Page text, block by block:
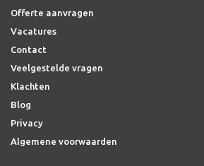
Offerte aanvragen
Vacatures
Contact
Veelgestelde vragen
Klachten
Blog
Privacy
Algemene voorwaarden